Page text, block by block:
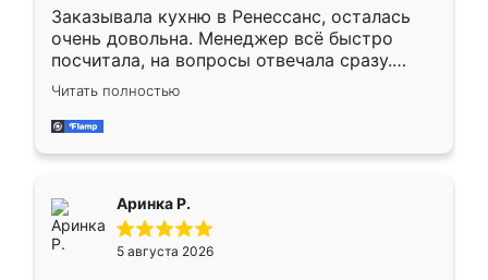
Заказывала кухню в Ренессанс, осталась
очень довольна. Менеджер всё быстро
посчитала, на вопросы отвечала сразу.
Замерщик приехал в субботу, подошёл к
делу со всей ответственностью. Собрали
за день, ребята работали аккуратно, даже
Читать полностью
Аринка Р.
5 августа 2026